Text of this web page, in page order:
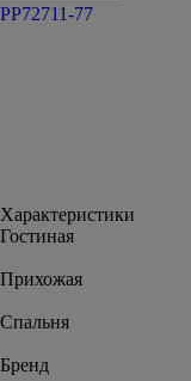
PP72711-77
Характеристики
Гостиная
Прихожая
Спальня
Бренд